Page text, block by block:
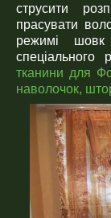
струсити
прасувати
режимі
тканини для
наволочок,